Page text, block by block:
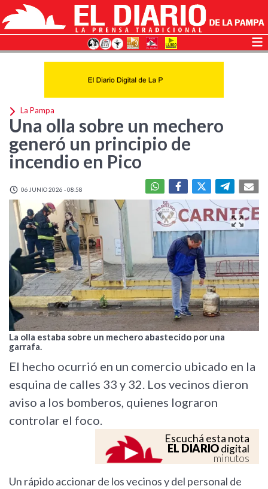
La Pampa
Una olla sobre un mechero
generó un principio de
incendio en Pico
06 JUNIO 2026 - 08:58
La olla estaba sobre un mechero abastecido por una
garrafa.
El hecho ocurrió en un comercio ubicado en la
esquina de calles 33 y 32. Los vecinos dieron
aviso a los bomberos, quienes lograron
controlar el foco.
Escuchá esta nota
EL DIARIOdigital
minutos
Un rápido accionar de los vecinos y del personal de